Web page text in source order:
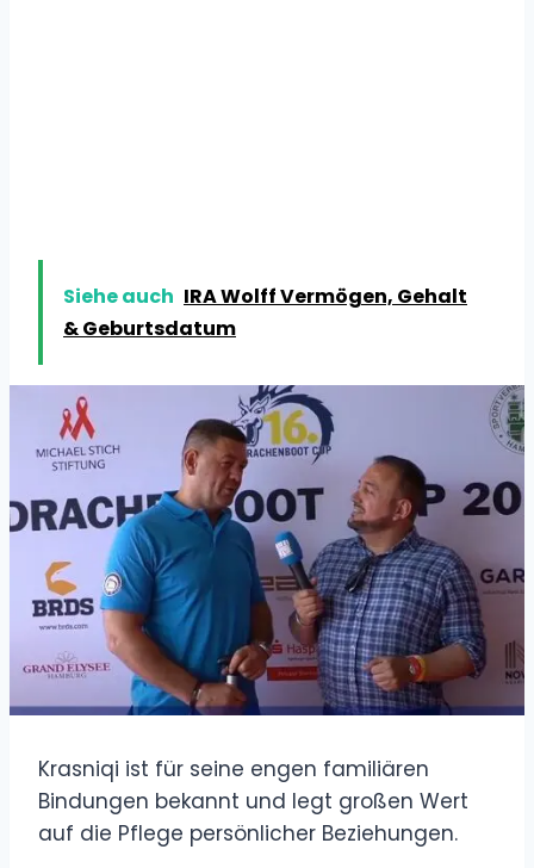
Siehe auch IRA Wolff Vermögen, Gehalt
& Geburtsdatum
Krasniqi ist für seine engen familiären
Bindungen bekannt und legt großen Wert
auf die Pflege persönlicher Beziehungen.